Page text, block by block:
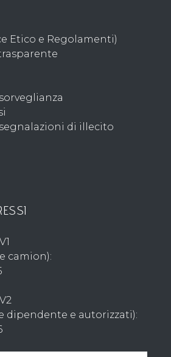
Etico e Regolamenti)
di illecito
camion):
dipendente e autorizzati):